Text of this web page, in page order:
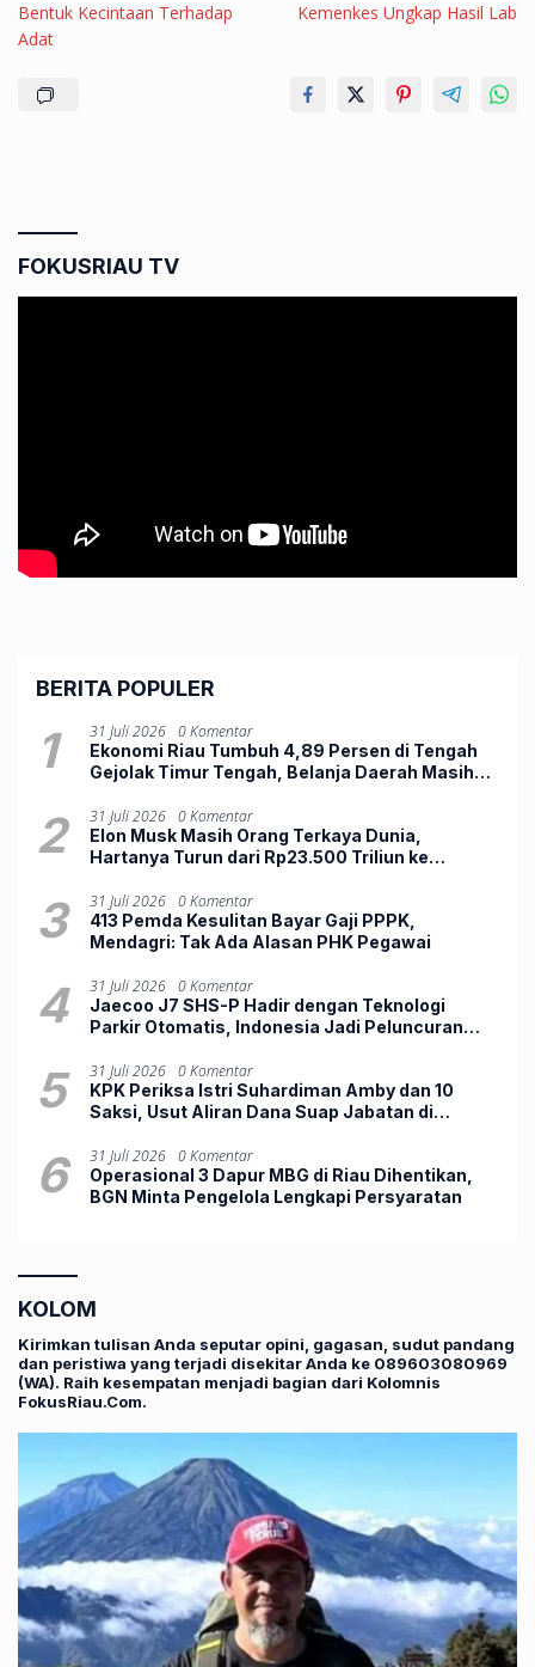
Bentuk Kecintaan Terhadap
Adat
Kemenkes Ungkap Hasil Lab
FOKUSRIAU TV
BERITA POPULER
1 31 Juli 2026 0 Komentar
Ekonomi Riau Tumbuh 4,89 Persen di Tengah
Gejolak Timur Tengah, Belanja Daerah Masih
2 31 Juli 2026 0 Komentar
Elon Musk Masih Orang Terkaya Dunia,
Hartanya Turun dari Rp23.500 Triliun ke
3 31 Juli 2026 0 Komentar
413 Pemda Kesulitan Bayar Gaji PPPK,
Mendagri: Tak Ada Alasan PHK Pegawai
4 31 Juli 2026 0 Komentar
Jaecoo J7 SHS-P Hadir dengan Teknologi
Parkir Otomatis, Indonesia Jadi Peluncuran
5 31 Juli 2026 0 Komentar
KPK Periksa Istri Suhardiman Amby dan 10
Saksi, Usut Aliran Dana Suap Jabatan di
6 31 Juli 2026 0 Komentar
Operasional 3 Dapur MBG di Riau Dihentikan,
BGN Minta Pengelola Lengkapi Persyaratan
KOLOM
Kirimkan tulisan Anda seputar opini, gagasan, sudut pandang
dan peristiwa yang terjadi disekitar Anda ke 089603080969
(WA). Raih kesempatan menjadi bagian dari Kolomnis
FokusRiau.Com.